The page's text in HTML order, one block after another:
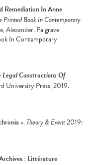
Remediation In Anne
Printed Book In Contemporary
Alexander. Palgrave
In Contemporary
Legal Constructions Of
University Press, 2019.
».Theory & Event2019:
: Littérature